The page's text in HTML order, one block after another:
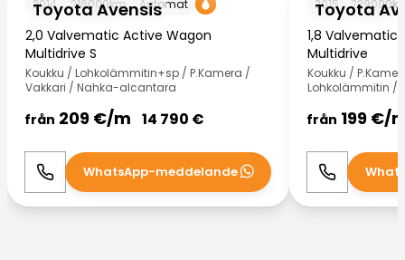
Toyota Avensis
2014
216000km Automat
2,0 Valvematic Active Wagon
Multidrive S
Koukku / Lohkolämmitin+sp / P.Kamera /
Vakkari / Nahka-alcantara
från 209 €/m 14 790 €
Ring WhatsApp
WhatsApp-meddelande
Toyota
2015 229000
1,8 Valvematic
Multidrive
Koukku /
Lohkolämmitin /
från 199 €/
Ring